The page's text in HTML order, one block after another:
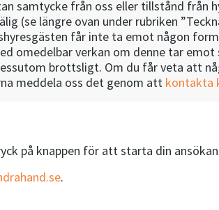
samtycke från oss eller tillstånd från
(se längre ovan under rubriken
får inte ta emot någon
omedelbar verkan om denne tar
brottsligt. Om du får veta att
meddela oss det genom att kontakta
på knappen för att starta din
.